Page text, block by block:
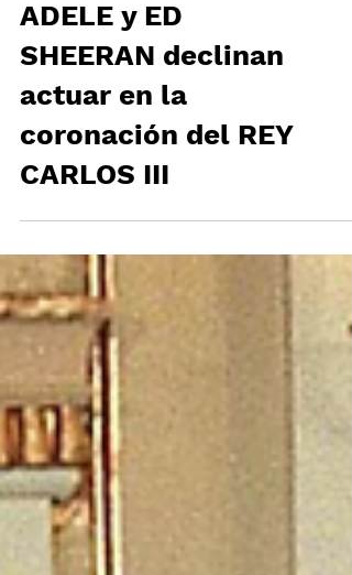
ADELE y ED
SHEERAN declinan
actuar en la
coronación del REY